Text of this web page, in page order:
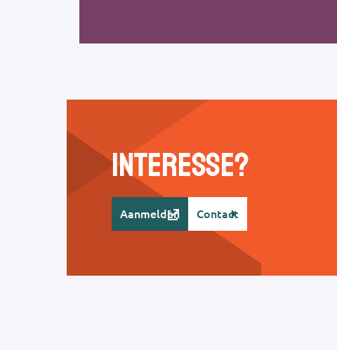
Interesse?
Aanmelden Contact